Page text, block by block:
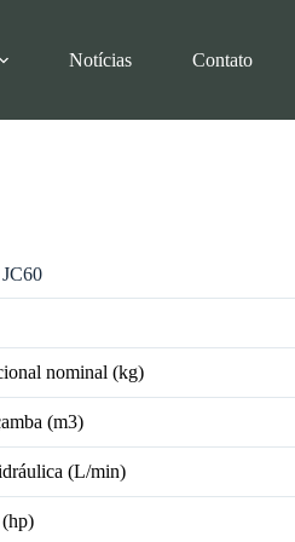
Notícias Contato
nominal (kg)
(m3)
(L/min)